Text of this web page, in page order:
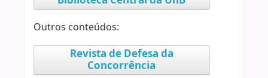
Outros conteúdos:
Revista de Defesa da
Concorrência